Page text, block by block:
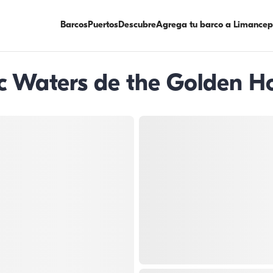
BarcosPuertosDescubreAgrega tu barco a
Waters de the Golden